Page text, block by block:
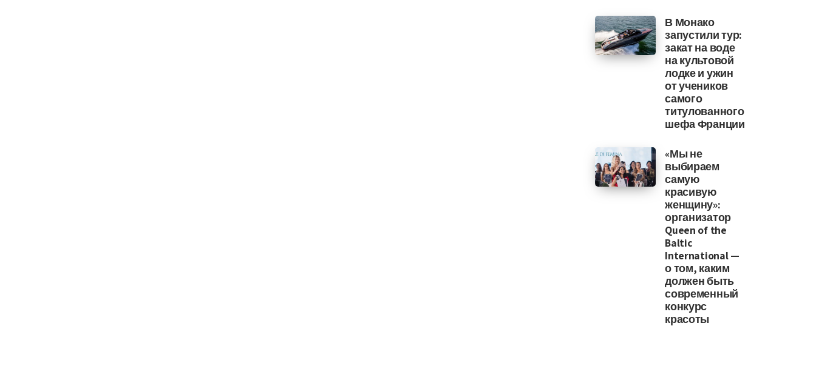
В Монако
запустили тур:
закат на воде
на культовой
лодке и ужин
от учеников
самого
титулованного
шефа Франции
«Мы не
выбираем
самую
красивую
женщину»:
организатор
Queen of the
Baltic
International —
о том, каким
должен быть
современный
конкурс
красоты